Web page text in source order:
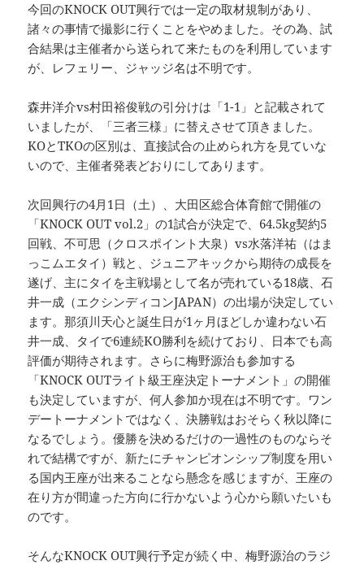
今回のKNOCK OUT興行では一定の取材規制があり、
諸々の事情で撮影に行くことをやめました。その為、試
合結果は主催者から送られて来たものを利用しています
が、レフェリー、ジャッジ名は不明です。
森井洋介vs村田裕俊戦の引分けは「1-1」と記載されて
いましたが、「三者三様」に替えさせて頂きました。
KOとTKOの区別は、直接試合の止められ方を見ていな
いので、主催者発表どおりにしてあります。
次回興行の4月1日（土）、大田区総合体育館で開催の
「KNOCK OUT vol.2」の1試合が決定で、64.5kg契約5
回戦、不可思（クロスポイント大泉）vs水落洋祐（はま
っこムエタイ）戦と、ジュニアキックから期待の成長を
遂げ、主にタイを主戦場として名が売れている18歳、石
井一成（エクシンディコンJAPAN）の出場が決定してい
ます。那須川天心と誕生日が1ヶ月ほどしか違わない石
井一成、タイで6連続KO勝利を続けており、日本でも高
評価が期待されます。さらに梅野源治も参加する
「KNOCK OUTライト級王座決定トーナメント」の開催
も決定していますが、何人参加か現在は不明です。ワン
デートーナメントではなく、決勝戦はおそらく秋以降に
なるでしょう。優勝を決めるだけの一過性のものならそ
れで結構ですが、新たにチャンピオンシップ制度を用い
る国内王座が出来ることなら懸念を感じますが、王座の
在り方が間違った方向に行かないよう心から願いたいも
のです。
そんなKNOCK OUT興行予定が続く中、梅野源治のラジ